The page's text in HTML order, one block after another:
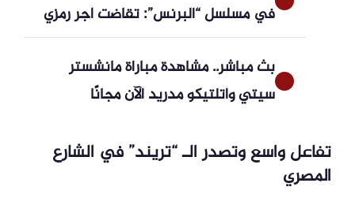
في مسلسل “البرنس”: تقاضت أجر رمزي
بث مباشر.. مشاهدة مباراة مانشستر
سيتي وأتلتيكو مدريد الآن مجانًا
تفاعل واسع وتصدر الـ “تريند” في الشارع
المصري